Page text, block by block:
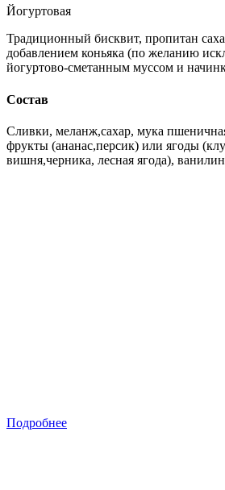
Йогуртовая
Традиционный бисквит, пропитан
добавлением коньяка (по желанию
йогуртово-сметанным муссом и
Состав
Сливки, меланж,сахар, мука
фрукты (ананас,персик) или ягоды
вишня,черника, лесная ягода),
Подробнее